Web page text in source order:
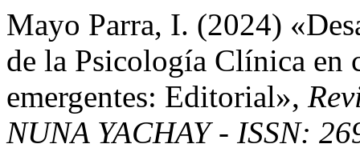
Mayo Parra, I. (2024)
de la Psicología Clínica en
emergentes: Editorial»,
NUNA YACHAY - ISSN: